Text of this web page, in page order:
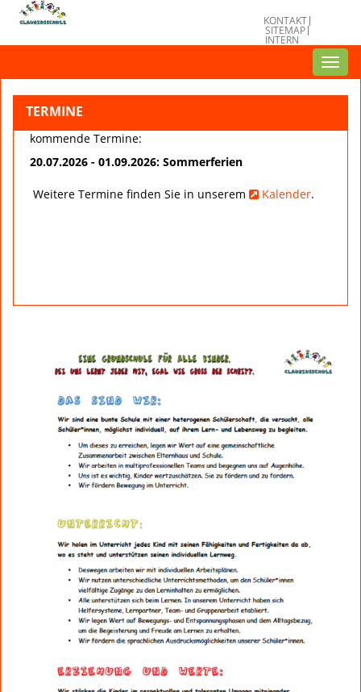
KONTAKT
SITEMAP
INTERN
TERMINE
kommende Termine:
20.07.2026 - 01.09.2026: Sommerferien
Weitere Termine finden Sie in unserem Kalender.